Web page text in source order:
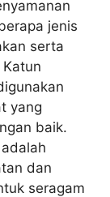
jenis
serta
yang
baik.
dan
seragam